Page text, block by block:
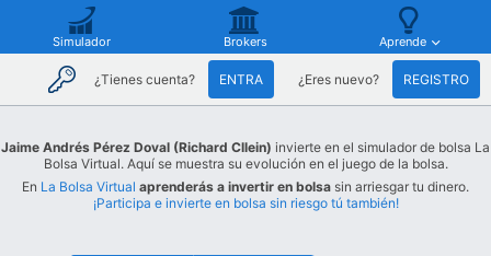
Simulador Brokers Aprende
¿Tienes cuenta? ENTRA ¿Eres nuevo? REGISTRO
Jaime Andrés Pérez Doval (Richard Cllein) invierte en el simulador de bolsa La
Bolsa Virtual. Aquí se muestra su evolución en el juego de la bolsa.
En La Bolsa Virtual aprenderás a invertir en bolsa sin arriesgar tu dinero.
¡Participa e invierte en bolsa sin riesgo tú también!